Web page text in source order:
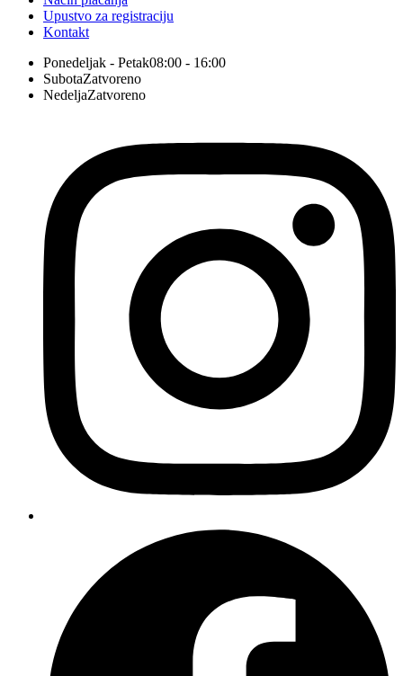
Upustvo za registraciju
Kontakt
Ponedeljak - Petak08:00 - 16:00
SubotaZatvoreno
NedeljaZatvoreno